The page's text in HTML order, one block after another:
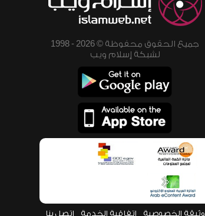
جميع الحقوق محفوظة © 2026 - 1998
لشبكة إسلام ويب
وثيقة الخصوصية اتفاقية الخدمة اتصل بنا